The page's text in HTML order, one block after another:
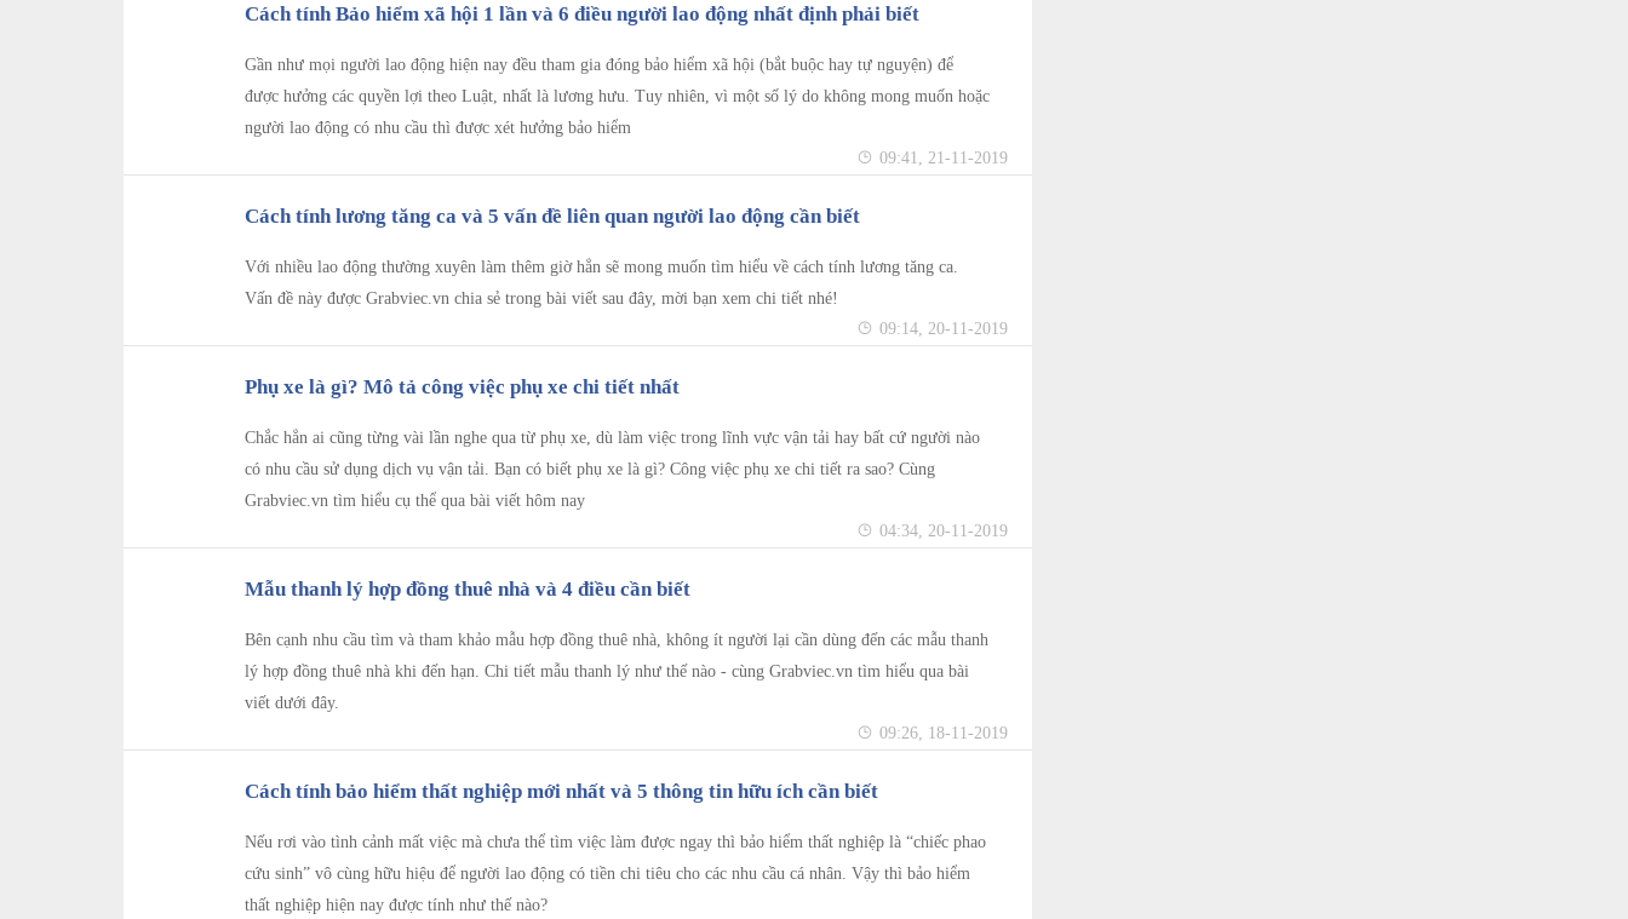
Cách tính Bảo hiểm xã hội 1 lần và 6 điều người lao động nhất định phải biết
Gần như mọi người lao động hiện nay đều tham gia đóng bảo hiểm xã hội (bắt buộc hay tự nguyện) để
được hưởng các quyền lợi theo Luật, nhất là lương hưu. Tuy nhiên, vì một số lý do không mong muốn hoặc
người lao động có nhu cầu thì được xét hưởng bảo hiểm
09:41, 21-11-2019
Cách tính lương tăng ca và 5 vấn đề liên quan người lao động cần biết
Với nhiều lao động thường xuyên làm thêm giờ hẳn sẽ mong muốn tìm hiểu về cách tính lương tăng ca.
Vấn đề này được Grabviec.vn chia sẻ trong bài viết sau đây, mời bạn xem chi tiết nhé!
09:14, 20-11-2019
Phụ xe là gì? Mô tả công việc phụ xe chi tiết nhất
Chắc hẳn ai cũng từng vài lần nghe qua từ phụ xe, dù làm việc trong lĩnh vực vận tải hay bất cứ người nào
có nhu cầu sử dụng dịch vụ vận tải. Bạn có biết phụ xe là gì? Công việc phụ xe chi tiết ra sao? Cùng
Grabviec.vn tìm hiểu cụ thể qua bài viết hôm nay
04:34, 20-11-2019
Mẫu thanh lý hợp đồng thuê nhà và 4 điều cần biết
Bên cạnh nhu cầu tìm và tham khảo mẫu hợp đồng thuê nhà, không ít người lại cần dùng đến các mẫu thanh
lý hợp đồng thuê nhà khi đến hạn. Chi tiết mẫu thanh lý như thế nào - cùng Grabviec.vn tìm hiểu qua bài
viết dưới đây.
09:26, 18-11-2019
Cách tính bảo hiểm thất nghiệp mới nhất và 5 thông tin hữu ích cần biết
Nếu rơi vào tình cảnh mất việc mà chưa thể tìm việc làm được ngay thì bảo hiểm thất nghiệp là “chiếc phao
cứu sinh” vô cùng hữu hiệu để người lao động có tiền chi tiêu cho các nhu cầu cá nhân. Vậy thì bảo hiểm
thất nghiệp hiện nay được tính như thế nào?